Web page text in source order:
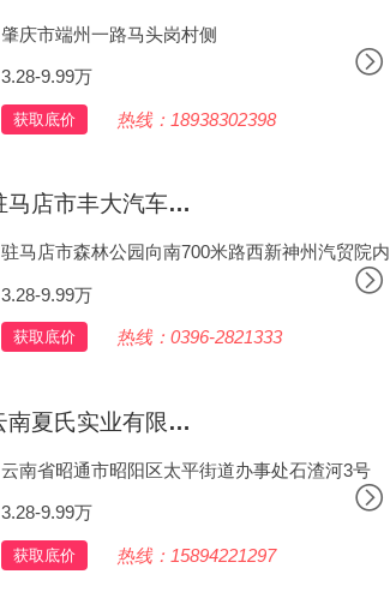
肇庆市端州一路马头岗村侧
3.28-9.99万
获取底价 热线：18938302398
驻马店市丰大汽车销售有限公司
驻马店市森林公园向南700米路西新神州汽贸院内
3.28-9.99万
获取底价 热线：0396-2821333
云南夏氏实业有限公司
云南省昭通市昭阳区太平街道办事处石渣河3号
3.28-9.99万
获取底价 热线：15894221297